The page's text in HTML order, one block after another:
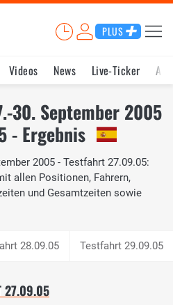
PLUS
Videos News Live-Ticker
30. September 2005
- Ergebnis
2005 - Testfahrt 27.09.05:
allen Positionen, Fahrern,
und Gesamtzeiten sowie
28.09.05 Testfahrt 29.09.05
27.09.05